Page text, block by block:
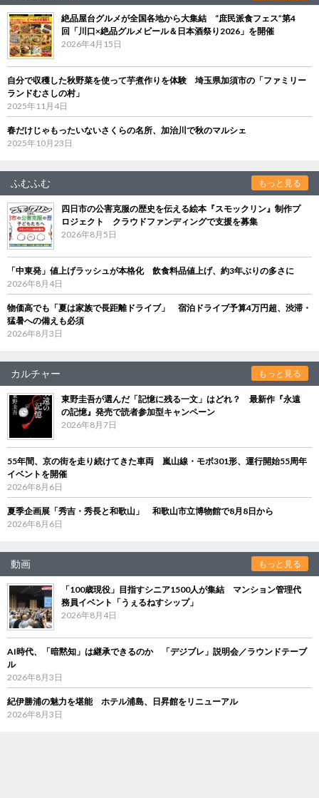
絶品屋台グルメが全国各地から大集結 “庶民派食フェス”第4
回「川口×絶品グルメビール＆日本酒祭り2026」を開催
2026年4月15日
自分で収穫した秋野菜を使って芋煮作りを体験 埼玉県加須市の「ファミリー
ランドむさしの村」
2025年11月4日
春だけじゃもったいないさくらの名所、加治川で秋のマルシェ
2025年10月23日
ふむふむ もっと見る
四日市の公害克服の歴史を伝える絵本『スモックリン』制作プ
ロジェクト クラウドファンディングで支援を募集
2026年8月5日
「中東発」値上げラッシュが本格化 飲食料品値上げ、約3年ぶりの多さに
2026年8月4日
物価高でも「夏は家族で長距離ドライブ」 宿泊ドライブ予算4万円超、渋滞・
猛暑への備えも必須
2026年8月3日
カルチャー もっと見る
東野圭吾が選んだ「記憶に残る一文」はどれ？ 最新作『永遠
の記憶』発売で読者参加型キャンペーン
2026年8月7日
55年間、京の街を走り続けてきた車両 嵐山線・モボ301形、運行開始55周年
イベントを開催
2026年8月6日
夏季企画展「秀吉・秀長と和歌山」 和歌山市立博物館で8月8日から
2026年8月6日
動画 もっと見る
「100歳現役」目指すシニア1500人が集結 マンション管理代
務員イベント「うぇるねすシップ」
2026年8月4日
AI時代、「暗黙知」は継承できるのか 「デジブレ」説明会／ラウンドテーブ
ル
2026年8月3日
紀伊勝浦の魅力を堪能 ホテル浦島、日昇館をリニューアル
2026年8月3日